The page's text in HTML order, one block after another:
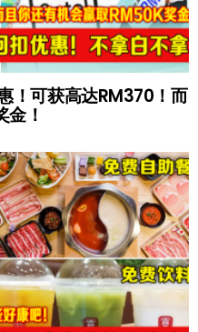
！可获高达RM370！而
！